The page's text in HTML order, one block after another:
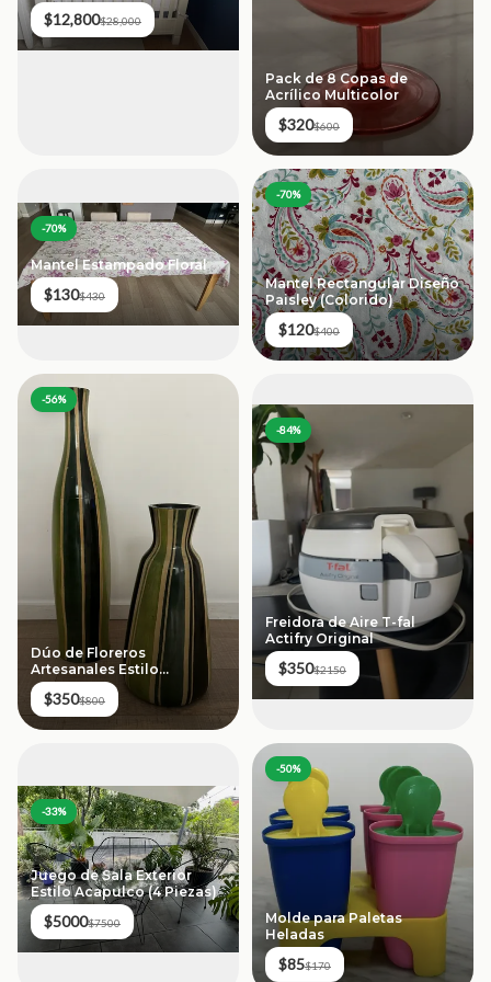
$12,800$28,000
Pack de 8 Copas de
Acrílico Multicolor
$320$600
-70%
Mantel Estampado Floral
$130$430
-70%
Mantel Rectangular Diseño
Paisley (Colorido)
$120$400
-56%
Dúo de Floreros
Artesanales Estilo
Orgánico
$350$800
-84%
Freidora de Aire T-fal
Actifry Original
$350$2150
-33%
Juego de Sala Exterior
Estilo Acapulco (4 Piezas)
$5000$7500
-50%
Molde para Paletas
Heladas
$85$170